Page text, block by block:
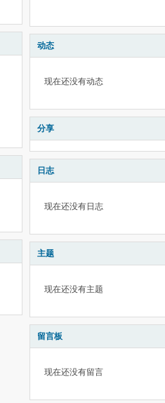
动态
现在还没有动态
分享
日志
现在还没有日志
主题
现在还没有主题
留言板
现在还没有留言